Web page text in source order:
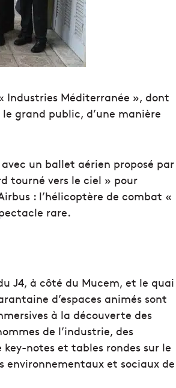
Industries Méditerranée », dont
grand public, d’une manière
avec un ballet aérien proposé par
tourné vers le ciel » pour
: l’hélicoptère de combat «
rare.
J4, à côté du Mucem, et le quai
d’espaces animés sont
à la découverte des
de l’industrie, des
notes et tables rondes sur le
environnementaux et sociaux de